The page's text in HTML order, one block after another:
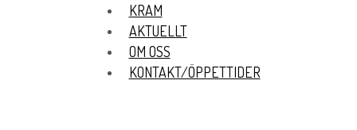
KRAM
AKTUELLT
OM OSS
KONTAKT/ÖPPETTIDER